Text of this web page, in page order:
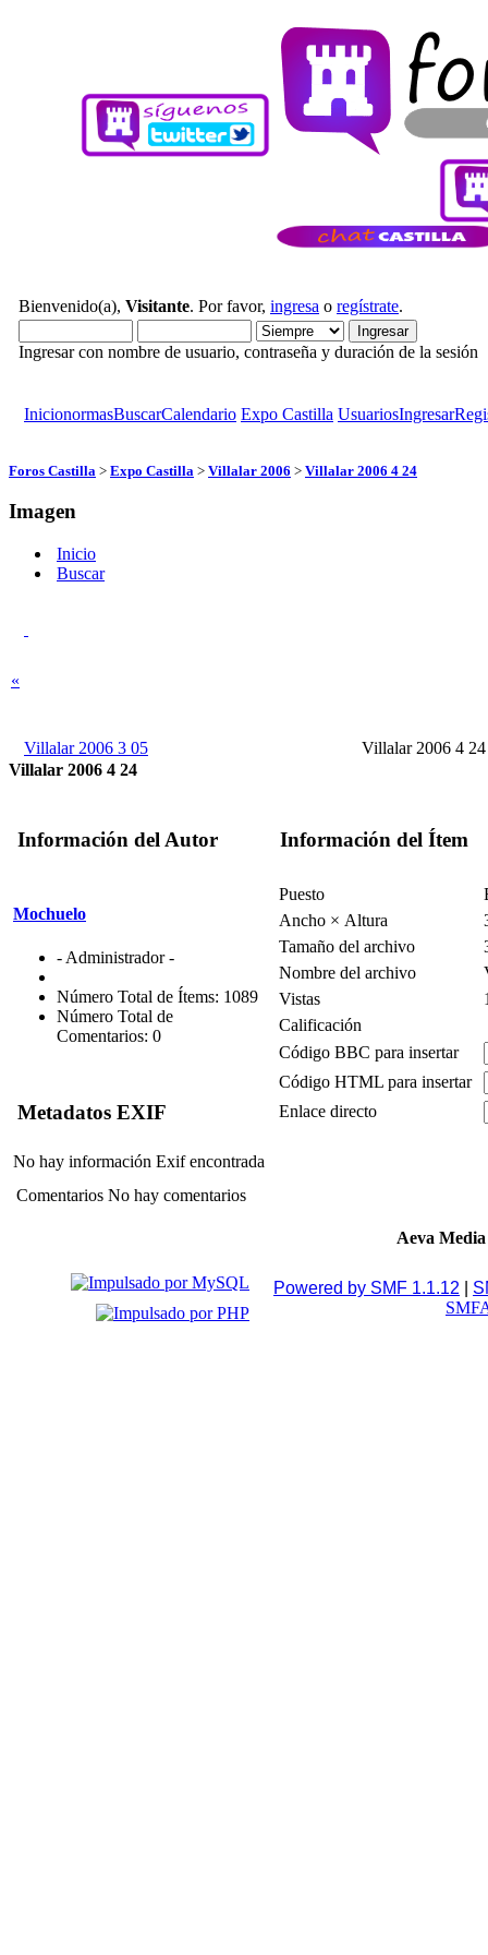
Bienvenido(a), Visitante. Por favor, ingresa o regístrate.
Ingresar con nombre de usuario, contraseña y duración de la sesión
InicionormasBuscarCalendario Expo Castilla UsuariosIngresar
Foros Castilla > Expo Castilla > Villalar 2006 > Villalar 2006 4 24
Imagen
Inicio
Buscar
«
Villalar 2006 3 05
Villalar 2006 4 24
Villalar 2006 4 24
Información del Autor Información del Ítem
Mochuelo
- Administrador -
Número Total de Ítems: 1089
Número Total de
Comentarios: 0
Puesto
Ancho × Altura
Tamaño del archivo
Nombre del archivo
Vistas
Calificación
Código BBC para insertar
Código HTML para insertar
Enlace directo
Metadatos EXIF
No hay información Exif encontrada
Comentarios No hay comentarios
Aeva Media
Powered by SMF 1.1.12